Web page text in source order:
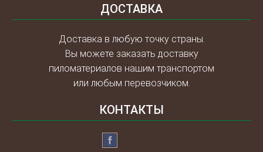
ДОСТАВКА
Доставка в любую точку страны.
Вы можете заказать доставку
пиломатериалов нашим транспортом
или любым перевозчиком.
КОНТАКТЫ